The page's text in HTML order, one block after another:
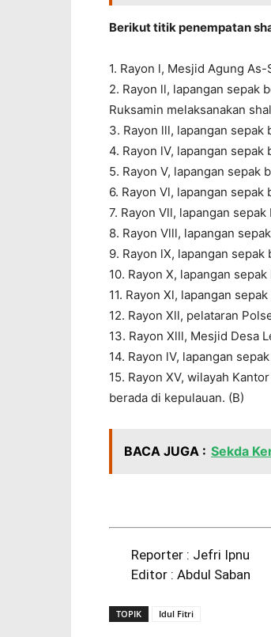
Berikut titik penempatan
1. Rayon l, Mesjid Agung As-
2. Rayon ll, lapangan sepak
Ruksamin melaksanakan
3. Rayon lll, lapangan sepak
4. Rayon lV, lapangan sepak
5. Rayon V, lapangan sepak
6. Rayon Vl, lapangan sepak
7. Rayon Vll, lapangan
8. Rayon Vlll, lapangan
9. Rayon lX, lapangan sepak
10. Rayon X, lapangan
11. Rayon Xl, lapangan
12. Rayon Xll, pelataran
13. Rayon Xlll, Mesjid Desa
14. Rayon lV, lapangan
15. Rayon XV, wilayah
berada di kepulauan. (B)
BACA JUGA : Sekda
Reporter : Jefri Ipnu
Editor : Abdul Saban
TOPIK Idul Fitri